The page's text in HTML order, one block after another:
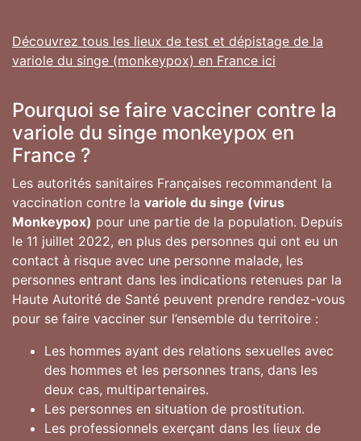
Découvrez tous les lieux de test et dépistage de la
variole du singe (monkeypox) en France ici
Pourquoi se faire vacciner contre la
variole du singe monkeypox en
France ?
Les autorités sanitaires Françaises recommandent la
vaccination contre la variole du singe (virus
Monkeypox) pour une partie de la population. Depuis
le 11 juillet 2022, en plus des personnes qui ont eu un
contact à risque avec une personne malade, les
personnes entrant dans les indications retenues par la
Haute Autorité de Santé peuvent prendre rendez-vous
pour se faire vacciner sur l’ensemble du territoire :
Les hommes ayant des relations sexuelles avec
des hommes et les personnes trans, dans les
deux cas, multipartenaires.
Les personnes en situation de prostitution.
Les professionnels exerçant dans les lieux de